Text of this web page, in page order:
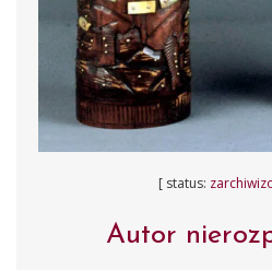
[ status:
Autor